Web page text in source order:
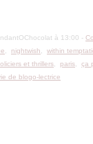
à 13:00 -
nightwish ,within
et thrillers paris ,ça
de blogo-lectrice